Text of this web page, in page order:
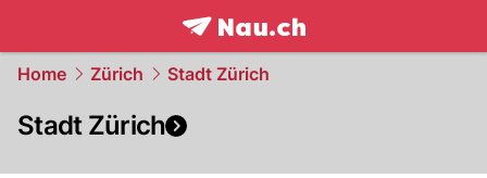
frontpage.NAU.ch
Home Zürich Stadt Zürich
Stadt Zürich